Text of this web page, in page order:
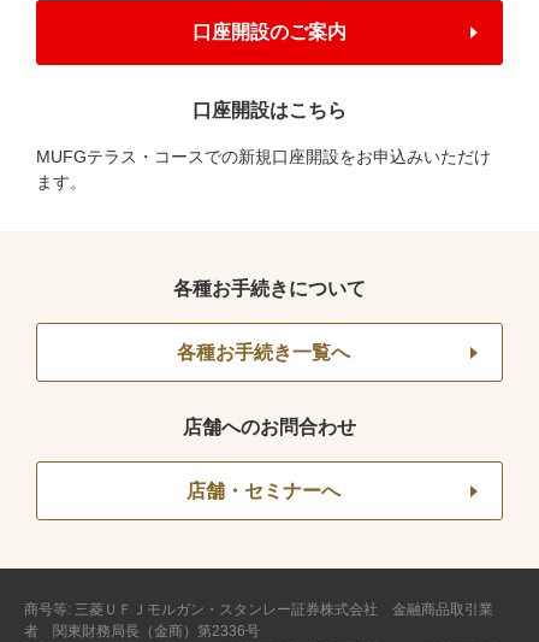
口座開設のご案内
口座開設はこちら
MUFGテラス・コースでの新規口座開設をお申込みいただけ
ます。
各種お手続きについて
各種お手続き一覧へ
店舗へのお問合わせ
店舗・セミナーへ
商号等: 三菱ＵＦＪモルガン・スタンレー証券株式会社 金融商品取引業
者 関東財務局長（金商）第2336号